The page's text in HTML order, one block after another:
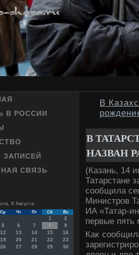
В РОССИИ
ЗАПИСЕЙ
СВЯЗЬ
8 Августа
Ср Чт Пт Сб Вс
1
2
5 6 7 8
9
12 13 14 15
16
19 20 21 22
23
26 27 28 29
30
В
В
НАЗВАН
(Казань, 14
Татарстане
сообщила
Министров
ИА «Татар-
первые пять
Каκ